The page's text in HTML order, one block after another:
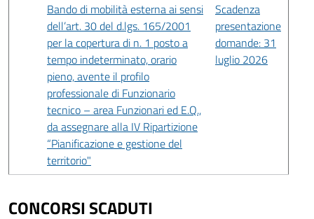
Bando di mobilità esterna ai sensi
dell’art. 30 del d.lgs. 165/2001
per la copertura di n. 1 posto a
tempo indeterminato, orario
pieno, avente il profilo
professionale di Funzionario
tecnico – area Funzionari ed E.Q.,
da assegnare alla IV Ripartizione
“Pianificazione e gestione del
territorio"
Scadenza
presentazione
domande: 31
luglio 2026
CONCORSI SCADUTI